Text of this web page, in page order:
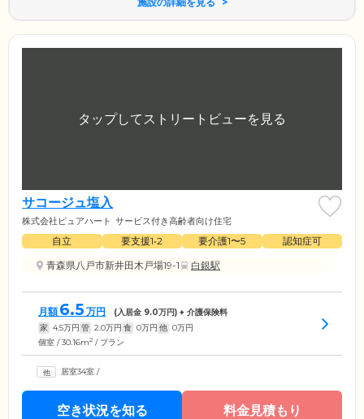
サコージュ塩入
株式会社ピュアハート サービス付き高齢者向け住宅
自立 要支援1•2 要介護1〜5
認知症可
青森県八戸市新井田木戸場19-1
白銀駅
月額 6.5 万円 (入居金 9.0万円) + 介護保険料
家 4.5万円 管 2.0万円 食 0万円 他 0万円
個室 / 30.16m2 / プラン
居室34室 /
空き状況を知る 料金見積もり